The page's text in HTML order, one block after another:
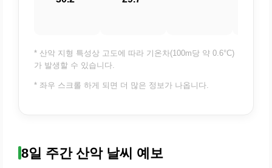
* 산악 지형 특성상 고도에 따라 기온차(100m당 약 0.6°C)
가 발생할 수 있습니다.
* 좌우 스크롤 하게 되면 더 많은 정보가 나옵니다.
8일 주간 산악 날씨 예보